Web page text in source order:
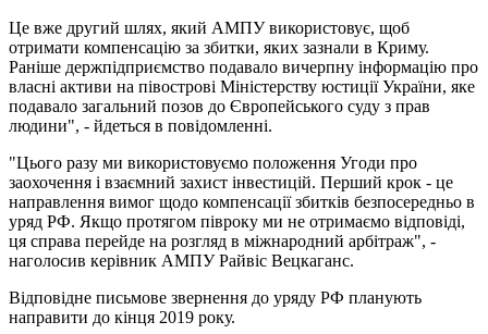
Це вже другий шлях, який АМПУ використовує, щоб
отримати компенсацію за збитки, яких зазнали в Криму.
Раніше держпідприємство подавало вичерпну інформацію про
власні активи на півострові Міністерству юстиції України, яке
подавало загальний позов до Європейського суду з прав
людини", - йдеться в повідомленні.
"Цього разу ми використовуємо положення Угоди про
заохочення і взаємний захист інвестицій. Перший крок - це
направлення вимог щодо компенсації збитків безпосередньо в
уряд РФ. Якщо протягом півроку ми не отримаємо відповіді,
ця справа перейде на розгляд в міжнародний арбітраж", -
наголосив керівник АМПУ Райвіс Вецкаганс.
Відповідне письмове звернення до уряду РФ планують
направити до кінця 2019 року.